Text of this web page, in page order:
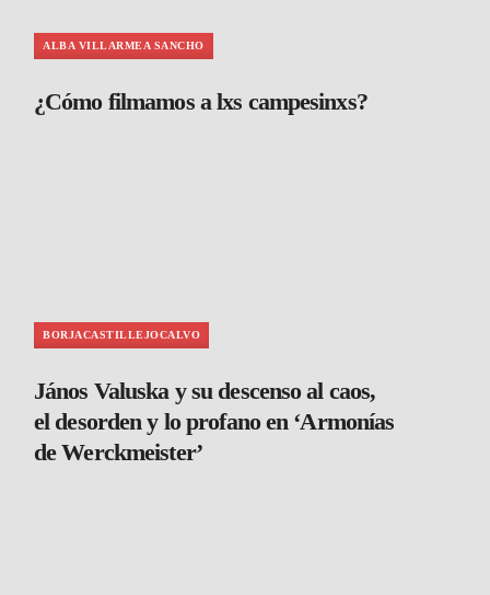
ALBA VILLARMEA SANCHO
¿Cómo filmamos a lxs campesinxs?
BORJACASTILLEJOCALVO
János Valuska y su descenso al caos,
el desorden y lo profano en ‘Armonías
de Werckmeister’